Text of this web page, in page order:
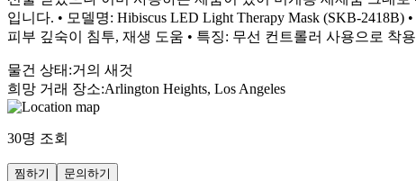
입니다. • 모델명: Hibiscus LED Light Therapy Mask (SKB-
피부 깊숙이 침투, 재생 도움 • 특징: 무선 컨트롤러 사용으로 착
물건 상태 :거의 새것
희망 거래 장소:Arlington Heights, Los Angeles
30명 조회
찜하기 문의하기